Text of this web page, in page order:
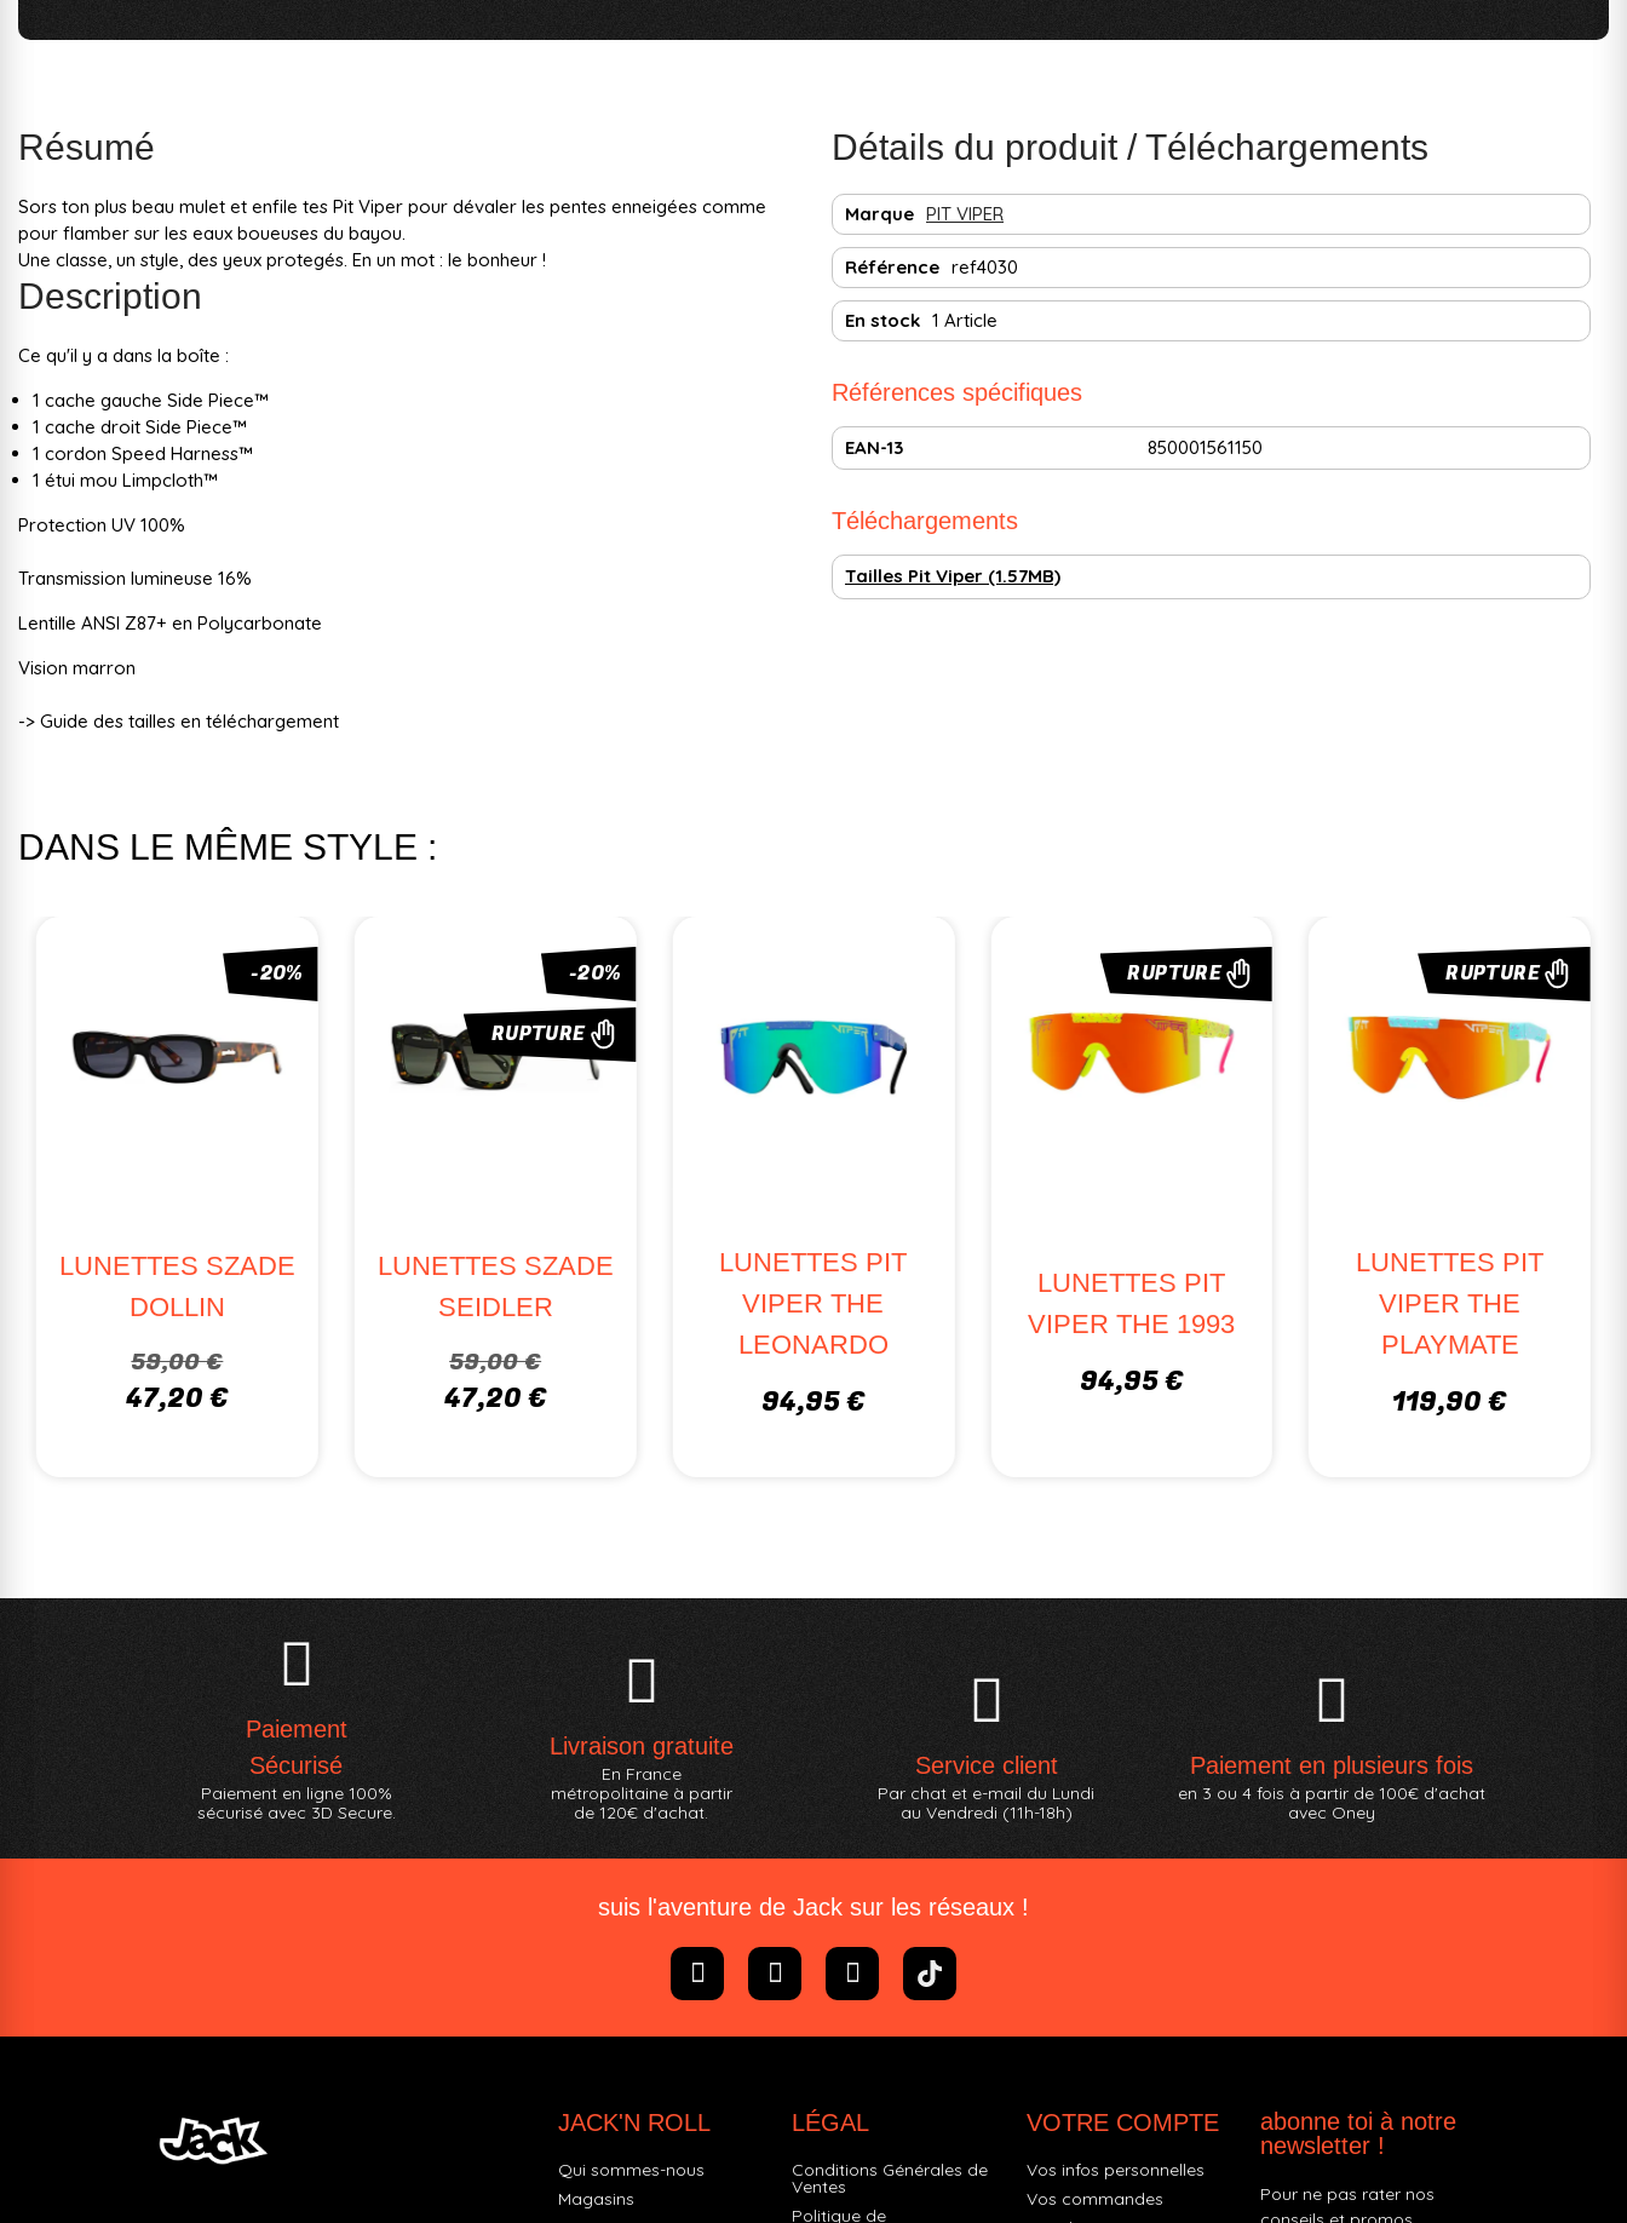
Résumé
Sors ton plus beau mulet et enfile tes Pit Viper pour dévaler les pentes enneigées comme
pour flamber sur les eaux boueuses du bayou.
Une classe, un style, des yeux protegés. En un mot : le bonheur !
Description
Ce qu'il y a dans la boîte :
1 cache gauche Side Piece™
1 cache droit Side Piece™
1 cordon Speed Harness™
1 étui mou Limpcloth™
Protection UV 100%
Transmission lumineuse 16%
Lentille ANSI Z87+ en Polycarbonate
Vision marron
-> Guide des tailles en téléchargement
Détails du produit / Téléchargements
Marque PIT VIPER
Référence ref4030
En stock 1 Article
Références spécifiques
EAN-13 850001561150
Téléchargements
Tailles Pit Viper (1.57MB)
DANS LE MÊME STYLE :
-20%
LUNETTES SZADE
DOLLIN
59,00 €
47,20 €
-20%
RUPTURE
LUNETTES SZADE
SEIDLER
59,00 €
47,20 €
LUNETTES PIT
VIPER THE
LEONARDO
94,95 €
RUPTURE
LUNETTES PIT
VIPER THE 1993
94,95 €
RUPTURE
LUNETTES PIT
VIPER THE
PLAYMATE
119,90 €
Paiement
Sécurisé
Paiement en ligne 100%
sécurisé avec 3D Secure.
Livraison gratuite
En France
métropolitaine à partir
de 120€ d'achat.
Service client
Par chat et e-mail du Lundi
au Vendredi (11h-18h)
Paiement en plusieurs fois
en 3 ou 4 fois à partir de 100€ d'achat
avec Oney
suis l'aventure de Jack sur les réseaux !
JACK'N ROLL
Qui sommes-nous
Magasins
LÉGAL
Conditions Générales de
Ventes
Politique de
VOTRE COMPTE
Vos infos personnelles
Vos commandes
abonne toi à notre
newsletter !
Pour ne pas rater nos